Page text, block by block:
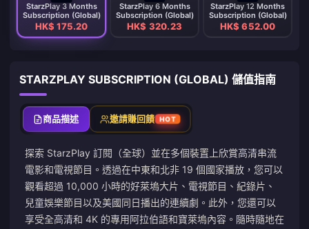
StarzPlay 3 Months
Subscription (Global)
HK$ 175.20
StarzPlay 6 Months
Subscription (Global)
HK$ 320.23
StarzPlay 12 Months
Subscription (Global)
HK$ 652.00
STARZPLAY SUBSCRIPTION (GLOBAL) 儲值指南
商品描述 邀請賺回饋 HOT
探索 StarzPlay 訂閱（全球）並在多個裝置上欣賞高清串流
電影和電視節目。透過在中東和北非 19 個國家播放，您可以
觀看超過 10,000 小時的好萊塢大片、電視節目、紀錄片、
兒童娛樂節目以及美國同日播出的連續劇。此外，您還可以
享受全高清和 4K 的專用阿拉伯語和寶萊塢內容。隨時隨地在